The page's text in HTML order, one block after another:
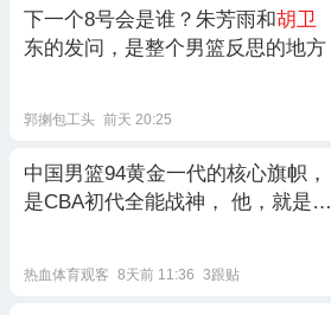
下一个8号会是谁？朱芳雨和胡卫
东的发问，是整个男篮反思的地方
郭揦包工头 前天 20:25
中国男篮94黄金一代的核心旗帜，
是CBA初代全能战神， 他，就是胡
热血体育观客 8天前 11:36 3跟贴